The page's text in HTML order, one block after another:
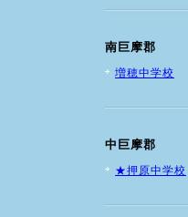
南巨摩郡
増穂中学校
中巨摩郡
★押原中学校